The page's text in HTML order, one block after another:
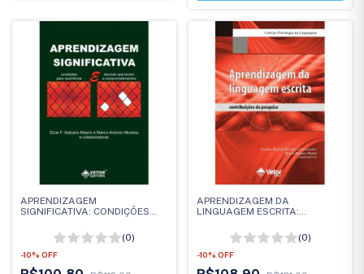
APRENDIZAGEM
SIGNIFICATIVA: CONDIÇÕES
LACUNAS QUE LEVAM A
COMPROMETIMENTOS(0)
-10% OFF
APRENDIZAGEM DA
LINGUAGEM ESCRITA:
(0)
-10% OFF